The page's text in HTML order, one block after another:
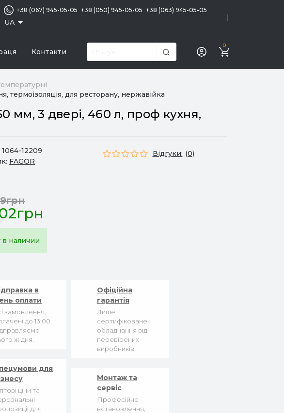
UA
+38 (067) 945-05-05 +38 (050) 945-05-05 +38 (063) 945-05-05
Контакти
0
термоізоляція, для ресторану, нержавійка
мм, 3 двері, 460 л, проф кухня,
1064-12209
FAGOR
Відгуки: (0)
в наличии
в
оплати
замовлення,
до 13:00,
ж дня.
Офіційна
гарантія
Лише
сертифіковане
обладнання від
перевірених
виробників.
для
ціни та
для
Монтаж та
сервіс
Професійне
встановлення,